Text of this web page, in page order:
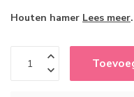
Houten hamer Lees meer.